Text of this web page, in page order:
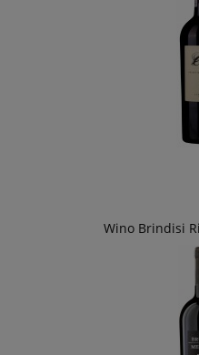
Wino Brindisi